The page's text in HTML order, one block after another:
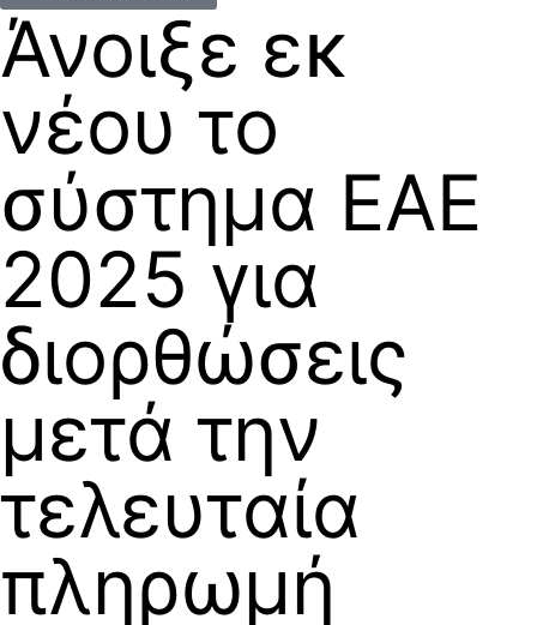
Άνοιξε εκ
νέου το
σύστημα ΕΑΕ
2025 για
διορθώσεις
μετά την
τελευταία
πληρωμή